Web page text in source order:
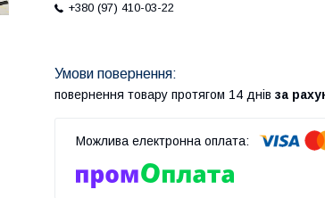
+380 (97) 410-03-22
повернення товару протягом 14 днів за